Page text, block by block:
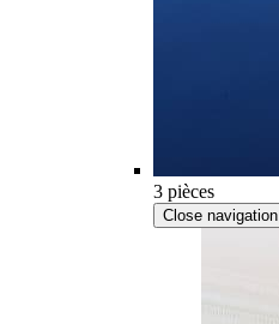
3 pièces
Close navigation